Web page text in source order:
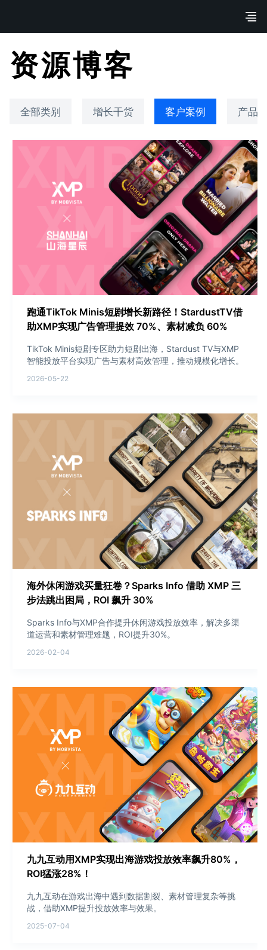
资源博客
跑通TikTok Minis短剧增长新路径！StardustTV借
助XMP实现广告管理提效 70%、素材减负 60%
TikTok Minis短剧专区助力短剧出海，Stardust TV与XMP
智能投放平台实现广告与素材高效管理，推动规模化增长。
2026-05-22
海外休闲游戏买量狂卷？Sparks Info 借助 XMP 三
步法跳出困局，ROI 飙升 30%
Sparks Info与XMP合作提升休闲游戏投放效率，解决多渠
道运营和素材管理难题，ROI提升30%。
2026-02-04
九九互动用XMP实现出海游戏投放效率飙升80%，
ROI猛涨28%！
九九互动在游戏出海中遇到数据割裂、素材管理复杂等挑
战，借助XMP提升投放效率与效果。
2025-07-04
全部类别 增长干货 客户案例 产品